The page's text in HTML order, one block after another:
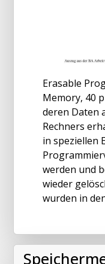
Erasable
Memory, 40
deren Daten
Rechners
in speziellen
werden und
wieder
wurden in